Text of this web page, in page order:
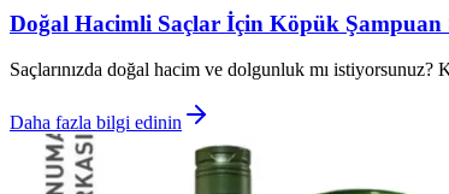
Doğal Hacimli Saçlar İçin Köpük Şampuan
Saçlarınızda doğal hacim ve dolgunluk mı istiyorsunuz?
Daha fazla bilgi edinin